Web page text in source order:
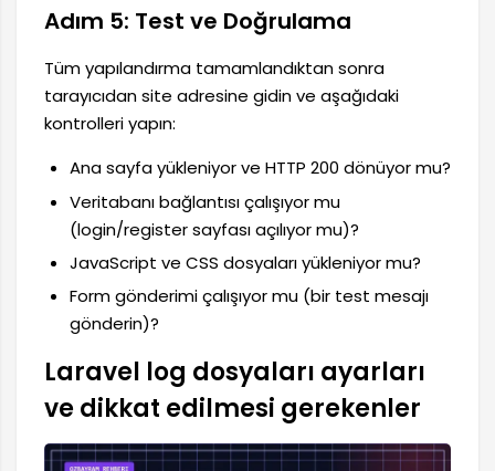
Adım 5: Test ve Doğrulama
Tüm yapılandırma tamamlandıktan sonra
tarayıcıdan site adresine gidin ve aşağıdaki
kontrolleri yapın:
Ana sayfa yükleniyor ve HTTP 200 dönüyor mu?
Veritabanı bağlantısı çalışıyor mu
(login/register sayfası açılıyor mu)?
JavaScript ve CSS dosyaları yükleniyor mu?
Form gönderimi çalışıyor mu (bir test mesajı
gönderin)?
Laravel log dosyaları ayarları
ve dikkat edilmesi gerekenler